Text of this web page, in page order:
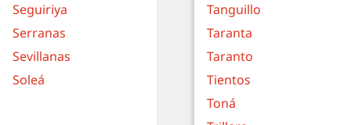
Seguiriya
Serranas
Sevillanas
Soleá
Tanguillo
Taranta
Taranto
Tientos
Toná